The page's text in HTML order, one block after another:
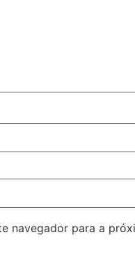
navegador para a